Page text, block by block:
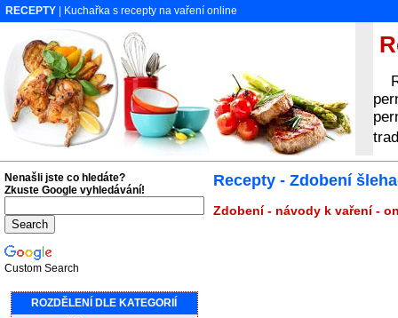
RECEPTY | Kuchařka s recepty na vaření online
Recepty - Zdobení
Zdobení - návody k vaření -
Nenašli jste co hledáte?
Zkuste Google vyhledávání!
Custom Search
ROZDĚLENÍ DLE KATEGORIÍ